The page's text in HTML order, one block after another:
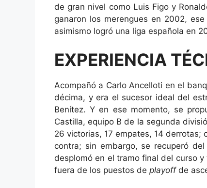
de gran nivel como Luis Figo y
ganaron los merengues en 2002,
asimismo logró una liga española en
EXPERIENCIA
Acompañó a Carlo Ancelloti en el
décima, y era el sucesor ideal del
Benítez. Y en ese momento, se
Castilla, equipo B de la segunda
26 victorias, 17 empates, 14
contra; sin embargo, se recuperó
desplomó en el tramo final del curso
fuera de los puestos de playoffde